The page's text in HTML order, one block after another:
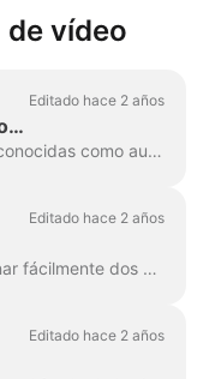
de vídeo
Editado hace 2 años
Las formas de onda , también conocidas como audiogramas u ondas sonoras visuales, son animaciones que visualizan el sonido de tu vídeo. Genera una forma de onda para tu podcast...
Editado hace 2 años
En Wave.video, puedes combinar fácilmente dos o más videoclips o imágenes para crear un vídeo más largo. Para ello, dirígete a https://wave.video/es/ y cl...
Editado hace 2 años